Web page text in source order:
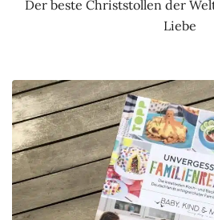
Der beste Christstollen der
Liebe